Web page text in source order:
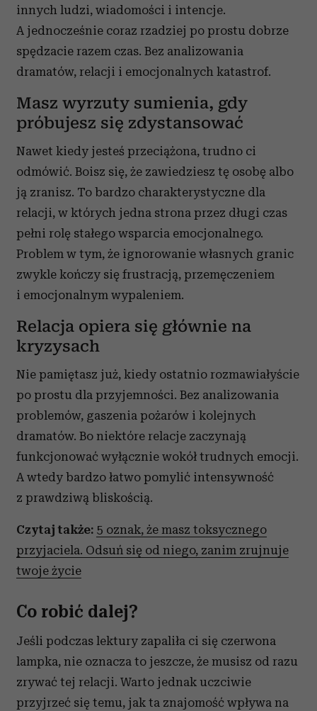
innych ludzi, wiadomości i intencje.
A jednocześnie coraz rzadziej po prostu dobrze
spędzacie razem czas. Bez analizowania
dramatów, relacji i emocjonalnych katastrof.
Masz wyrzuty sumienia, gdy
próbujesz się zdystansować
Nawet kiedy jesteś przeciążona, trudno ci
odmówić. Boisz się, że zawiedziesz tę osobę albo
ją zranisz. To bardzo charakterystyczne dla
relacji, w których jedna strona przez długi czas
pełni rolę stałego wsparcia emocjonalnego.
Problem w tym, że ignorowanie własnych granic
zwykle kończy się frustracją, przemęczeniem
i emocjonalnym wypaleniem.
Relacja opiera się głównie na
kryzysach
Nie pamiętasz już, kiedy ostatnio rozmawiałyście
po prostu dla przyjemności. Bez analizowania
problemów, gaszenia pożarów i kolejnych
dramatów. Bo niektóre relacje zaczynają
funkcjonować wyłącznie wokół trudnych emocji.
A wtedy bardzo łatwo pomylić intensywność
z prawdziwą bliskością.
Czytaj także: 5 oznak, że masz toksycznego
przyjaciela. Odsuń się od niego, zanim zrujnuje
twoje życie
Co robić dalej?
Jeśli podczas lektury zapaliła ci się czerwona
lampka, nie oznacza to jeszcze, że musisz od razu
zrywać tej relacji. Warto jednak uczciwie
przyjrzeć się temu, jak ta znajomość wpływa na